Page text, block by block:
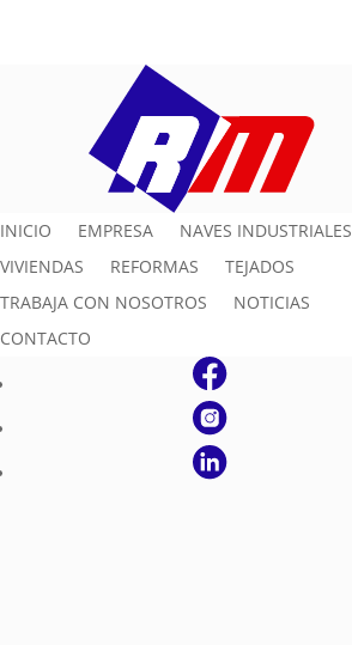
INICIO EMPRESA
NAVES INDUSTRIALES
VIVIENDAS
REFORMAS
TEJADOS
TRABAJA CON NOSOTROS
NOTICIAS
CONTACTO